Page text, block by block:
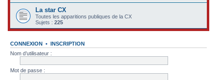
La star CX
Toutes les apparitions publiques de la CX
Sujets :225
CONNEXION •INSCRIPTION
Nom d’utilisateur :
Mot de passe :